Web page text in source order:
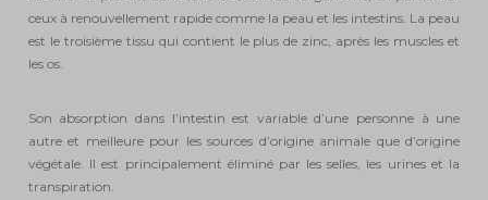
ceux à renouvellement rapide comme la peau et les intestins. La peau
est le troisième tissu qui contient le plus de zinc, après les muscles et
les os.
Son absorption dans l’intestin est variable d’une personne à une
autre et meilleure pour les sources d’origine animale que d’origine
végétale. Il est principalement éliminé par les selles, les urines et la
transpiration.